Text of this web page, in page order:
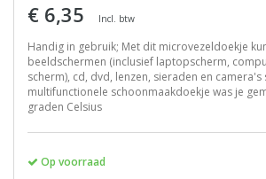
€ 6,35 Incl. btw
Handig in gebruik; Met dit microvezeldoekje
beeldschermen (inclusief laptopscherm,
scherm), cd, dvd, lenzen, sieraden en
multifunctionele schoonmaakdoekje was je
graden Celsius
Op voorraad